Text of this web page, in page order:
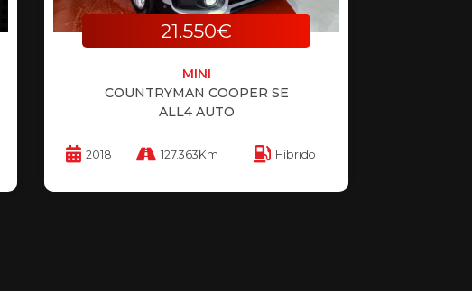
21.550€
MINI
COUNTRYMAN COOPER SE
ALL4 AUTO
2018 127.363Km Híbrido